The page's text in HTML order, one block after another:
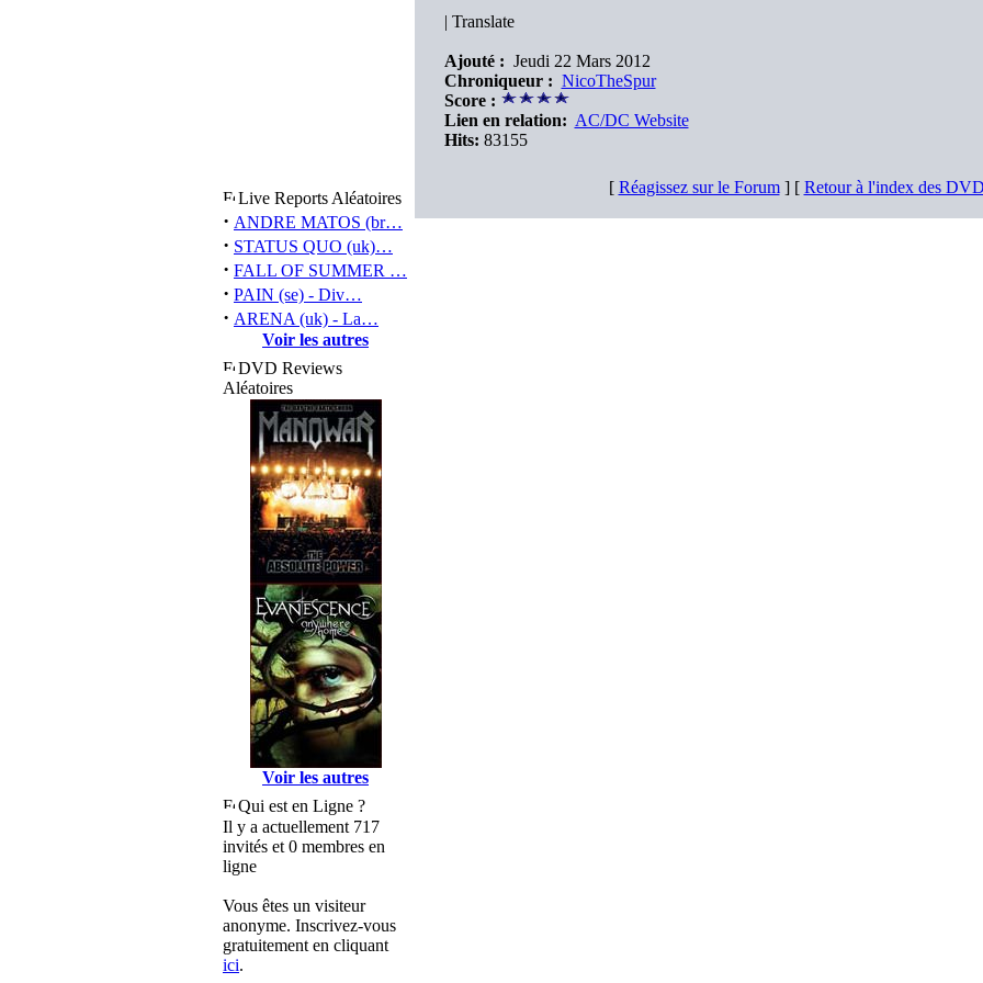
Live Reports Aléatoires
· ANDRE MATOS (br…
· STATUS QUO (uk)…
· FALL OF SUMMER …
· PAIN (se) - Div…
· ARENA (uk) - La…
Voir les autres
DVD Reviews
Aléatoires
Voir les autres
Qui est en Ligne ?
Il y a actuellement 717
invités et 0 membres en
ligne
Vous êtes un visiteur
anonyme. Inscrivez-vous
gratuitement en cliquant
ici.
| Translate
Ajouté : Jeudi 22 Mars 2012
Chroniqueur : NicoTheSpur
Score :
Lien en relation: AC/DC Website
Hits: 83155
[ Réagissez sur le Forum] [ Retour à l'index des